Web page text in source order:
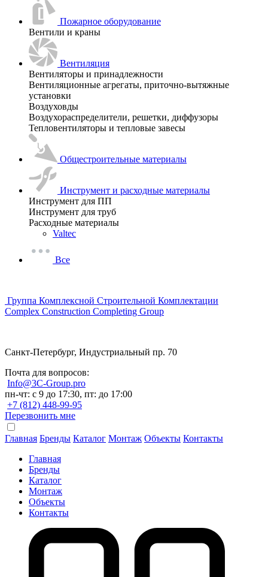
Пожарное оборудование
Вентили и краны
Вентиляция
Вентиляторы и принадлежности
Вентиляционные агрегаты, приточно-вытяжные
установки
Воздуховды
Воздухораспределители, решетки, диффузоры
Тепловентиляторы и тепловые завесы
Общестроительные материалы
Инструмент и расходные материалы
Инструмент для ПП
Инструмент для труб
Расходные материалы
Valtec
Все
Группа Комплексной Строительной Комплектации
Complex Construction Completing Group
Санкт-Петербург, Индустриальный пр. 70
Почта для вопросов:
Info@3C-Group.pro
пн-чт: с 9 до 17:30, пт: до 17:00
+7 (812) 448-99-95
Перезвонить мне
Главная Бренды Каталог Монтаж Объекты Контакты
Главная
Бренды
Каталог
Монтаж
Объекты
Контакты